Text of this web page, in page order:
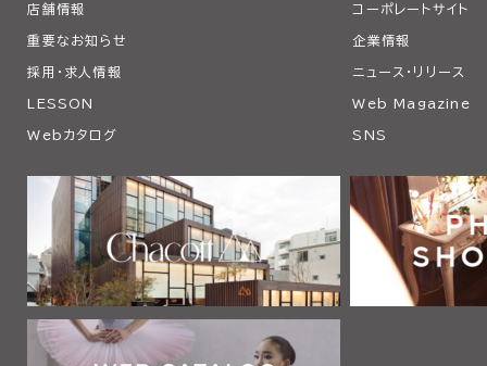
店舗情報 コーポレートサイト
重要なお知らせ 企業情報
採用・求人情報 ニュース・リリース
LESSON Web Magazine
Webカタログ SNS